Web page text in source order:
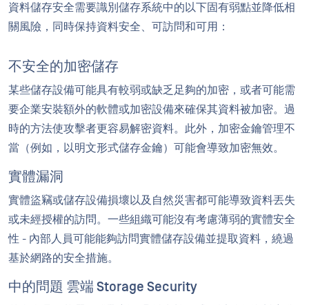
資料儲存安全需要識別儲存系統中的以下固有弱點並降低相
關風險，同時保持資料安全、可訪問和可用：
不安全的加密儲存
某些儲存設備可能具有較弱或缺乏足夠的加密，或者可能需
要企業安裝額外的軟體或加密設備來確保其資料被加密。過
時的方法使攻擊者更容易解密資料。此外，加密金鑰管理不
當（例如，以明文形式儲存金鑰）可能會導致加密無效。
實體漏洞
實體盜竊或儲存設備損壞以及自然災害都可能導致資料丟失
或未經授權的訪問。一些組織可能沒有考慮薄弱的實體安全
性 - 內部人員可能能夠訪問實體儲存設備並提取資料，繞過
基於網路的安全措施。
中的問題 雲端 Storage Security